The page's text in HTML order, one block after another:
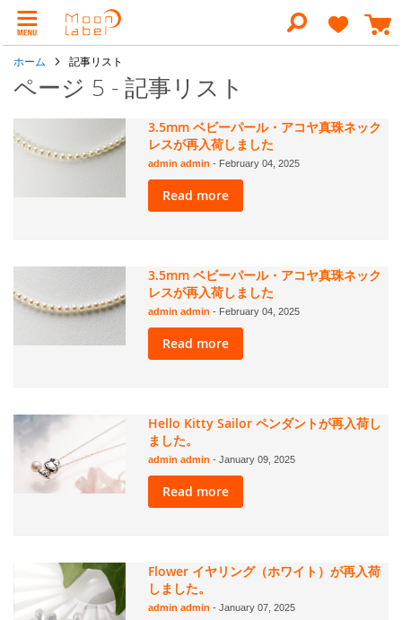
ン
テ
ン
検
索
ホーム 記事リスト
ページ 5 - 記事リスト
3.5mm ベビーパール・アコヤ真珠ネック
レスが再入荷しました
admin admin- February 04, 2025
Read more
3.5mm ベビーパール・アコヤ真珠ネック
レスが再入荷しました
admin admin- February 04, 2025
Read more
Hello Kitty Sailor ペンダントが再入荷し
ました。
admin admin- January 09, 2025
Read more
Flower イヤリング（ホワイト）が再入荷
しました。
admin admin- January 07, 2025